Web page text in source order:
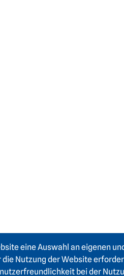
eine Auswahl an eigenen
Nutzung der Website
bei der